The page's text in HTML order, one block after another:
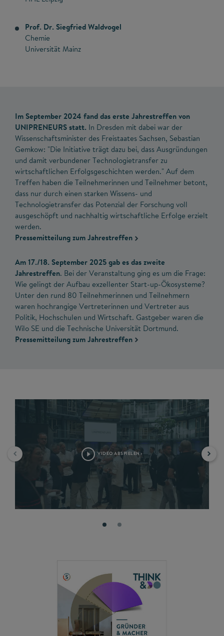
Prof. Dr. Siegfried Waldvogel
Chemie
Universität Mainz
Im September 2024 fand das erste Jahrestreffen von
UNIPRENEURS statt. In Dresden mit dabei war der
Wissenschaftsminister des Freistaates Sachsen, Sebastian
Gemkow: "Die Initiative trägt dazu bei, dass Ausgründungen
und damit verbundener Technologietransfer zu
wirtschaftlichen Erfolgsgeschichten werden." Auf dem
Treffen haben die Teilnehmerinnen und Teilnehmer betont,
dass nur durch einen starken Wissens- und
Technologietransfer das Potenzial der Forschung voll
ausgeschöpft und nachhaltig wirtschaftliche Erfolge erzielt
werden.
Pressemitteilung zum Jahrestreffen
Am 17./18. September 2025 gab es das zweite
Jahrestreffen. Bei der Veranstaltung ging es um die Frage:
Wie gelingt der Aufbau exzellenter Start-up-Ökosysteme?
Unter den rund 80 Teilnehmerinnen und Teilnehmern
waren hochrangige Vertreterinnen und Vertreter aus
Politik, Hochschulen und Wirtschaft. Gastgeber waren die
Wilo SE und die Technische Universität Dortmund.
Pressemitteilung zum Jahrestreffen
VIDEO ABSPIELEN>